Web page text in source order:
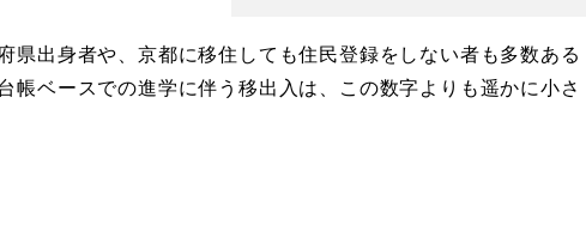
出身者や、京都に移住しても住民登録をしない者も多数ある
帳ベースでの進学に伴う移出入は、この数字よりも遥かに小さ